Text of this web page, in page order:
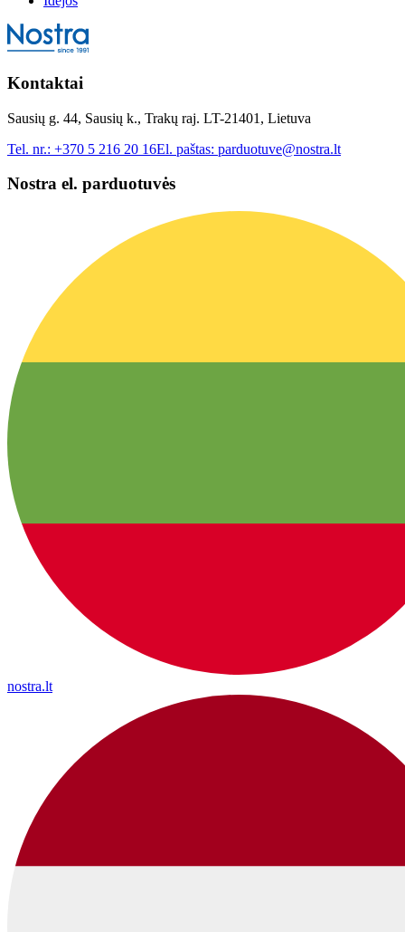
Kontaktai
Sausių g. 44, Sausių k., Trakų raj. LT-21401, Lietuva
Tel. nr.: +370 5 216 20 16El. paštas: parduotuve@nostra.lt
Nostra el. parduotuvės
nostra.lt